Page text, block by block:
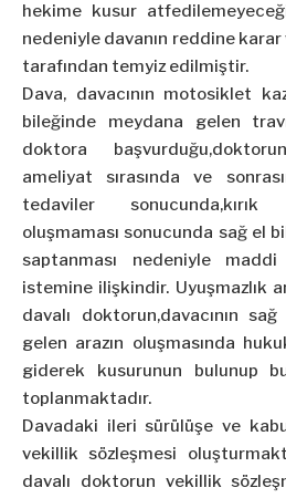
hekime kusur
nedeniyle davanın reddine
tarafından temyiz edilmiştir.
Dava, davacının motosiklet
bileğinde meydana gelen
doktora
ameliyat sırasında ve
tedaviler
oluşmaması sonucunda sağ el
saptanması nedeniyle
istemine ilişkindir. Uyuşmazlık
davalı doktorun,davacının
gelen arazın oluşmasında
giderek kusurunun bulunup
toplanmaktadır.
Davadaki ileri sürülüşe ve
vekillik sözleşmesi
davalı doktorun vekillik